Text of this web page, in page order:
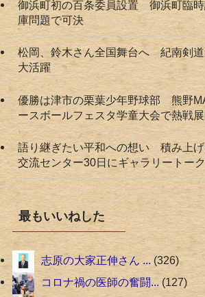
御浜町初の百条委員設置 御浜町臨
庫問題で可決
松岡、鈴木さん全国舞台へ 紀南剣
大活躍
優勝は津市の栗葉少年野球部 熊野
ースボールフェスタ学童大会で熱戦
語り継ぎたい平和への想い 積み上
交流センター30日にギャラリートー
最もいいねした
志原の大家正伸さん ... 326
コロナ禍の医師の奮闘... 127